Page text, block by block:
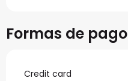
Formas de pago
Credit card